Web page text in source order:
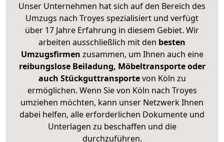
Unser Unternehmen hat sich auf den Bereich des
Umzugs nach Troyes spezialisiert und verfügt
über 17 Jahre Erfahrung in diesem Gebiet. Wir
arbeiten ausschließlich mit den besten
Umzugsfirmen zusammen, um Ihnen auch eine
reibungslose Beiladung, Möbeltransporte oder
auch Stückguttransportevon Köln zu
ermöglichen. Wenn Sie von Köln nach Troyes
umziehen möchten, kann unser Netzwerk Ihnen
dabei helfen, alle erforderlichen Dokumente und
Unterlagen zu beschaffen und die
durchzuführen.